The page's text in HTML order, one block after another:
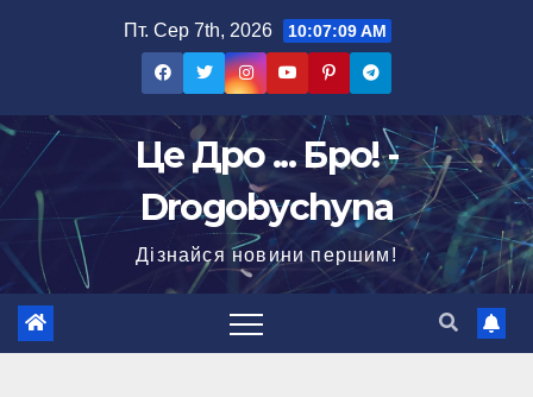
Пт. Сер 7th, 2026 10:07:10 AM
Це Дро ... Бро! -
Drogobychyna
Дізнайся новини першим!